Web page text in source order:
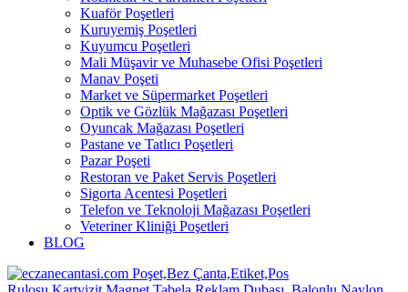
Kuaför Poşetleri
Kuruyemiş Poşetleri
Kuyumcu Poşetleri
Mali Müşavir ve Muhasebe Ofisi Poşetleri
Manav Poşeti
Market ve Süpermarket Poşetleri
Optik ve Gözlük Mağazası Poşetleri
Oyuncak Mağazası Poşetleri
Pastane ve Tatlıcı Poşetleri
Pazar Poşeti
Restoran ve Paket Servis Poşetleri
Sigorta Acentesi Poşetleri
Telefon ve Teknoloji Mağazası Poşetleri
Veteriner Kliniği Poşetleri
BLOG